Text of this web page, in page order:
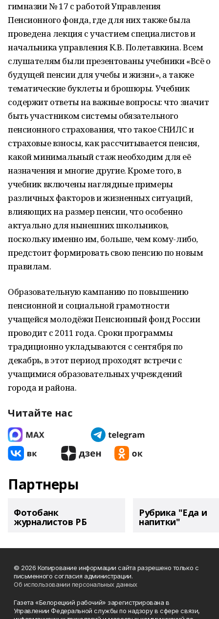
гимназии № 17 с работой Управления
Пенсионного фонда, где для них также была
проведена лекция с участием специалистов и
начальника управления К.В. Полетавкина. Всем
слушателям были презентованы учебники «Всё о
будущей пенсии для учебы и жизни», а также
тематические буклеты и брошюры. Учебник
содержит ответы на важные вопросы: что значит
быть участником системы обязательного
пенсионного страхования, что такое СНИЛС и
страховые взносы, как рассчитывается пенсия,
какой минимальный стаж необходим для её
назначения и многие другие. Кроме того, в
учебник включены наглядные примеры
различных факторов и жизненных ситуаций,
влияющих на размер пенсии, что особенно
актуально для нынешних школьников,
поскольку именно им, больше, чем кому-либо,
предстоит формировать свою пенсию по новым
правилам.
Образовательную кампанию по повышению
пенсионной и социальной грамотности
учащейся молодёжи Пенсионный фонд России
проводит с 2011 года. Сроки программы
традиционно укладываются с сентября по
декабрь, в этот период проходят встречи с
учащимися образовательных учреждений
города и района.
Читайте нас
Партнеры
Фотобанк
журналистов РБ
Рубрика "Еда и
напитки"
© 2026 Копирование информации сайта разрешено только с
письменного согласия администрации.
Об использовании персональных данных
Газета «Белорецкий рабочий» зарегистрирована в
Управлении Федеральной службы по надзору в сфере связи,